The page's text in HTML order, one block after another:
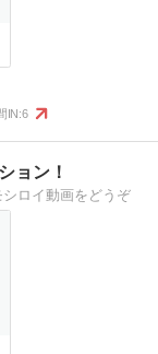
IN:6
ョン！
ロイ動画をどうぞ